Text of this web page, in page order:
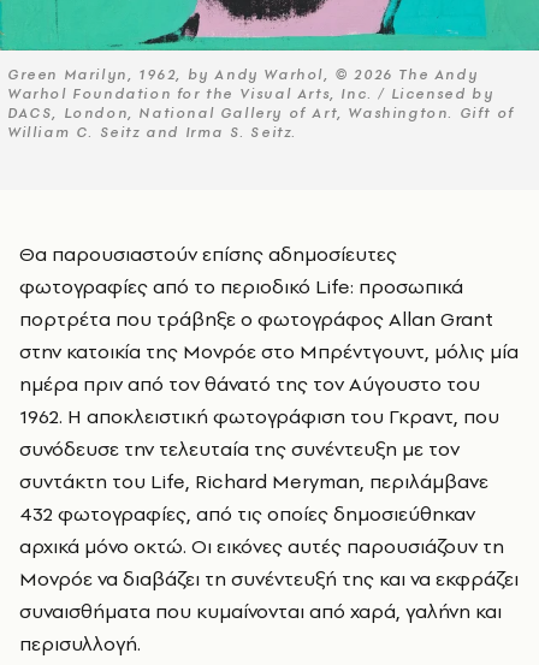
Green Marilyn, 1962, by Andy Warhol, © 2026 The Andy
Warhol Foundation for the Visual Arts, Inc. / Licensed by
DACS, London, National Gallery of Art, Washington. Gift of
William C. Seitz and Irma S. Seitz.
Θα παρουσιαστούν επίσης αδημοσίευτες
φωτογραφίες από το περιοδικό Life: προσωπικά
πορτρέτα που τράβηξε ο φωτογράφος Allan Grant
στην κατοικία της Μονρόε στο Μπρέντγουντ, μόλις μία
ημέρα πριν από τον θάνατό της τον Αύγουστο του
1962. Η αποκλειστική φωτογράφιση του Γκραντ, που
συνόδευσε την τελευταία της συνέντευξη με τον
συντάκτη του Life, Richard Meryman, περιλάμβανε
432 φωτογραφίες, από τις οποίες δημοσιεύθηκαν
αρχικά μόνο οκτώ. Οι εικόνες αυτές παρουσιάζουν τη
Μονρόε να διαβάζει τη συνέντευξή της και να εκφράζει
συναισθήματα που κυμαίνονται από χαρά, γαλήνη και
περισυλλογή.